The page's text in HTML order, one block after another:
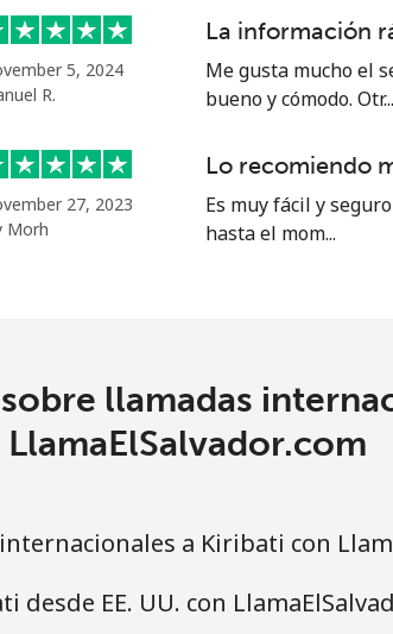
5, 2024
R.
La información
Me gusta mucho el
bueno y cómodo. Otr...
27, 2023
Morh
Lo recomiendo
Es muy fácil y
hasta el mom...
llamadas
LlamaElSalvador.com
a Kiribati con
EE. UU. con